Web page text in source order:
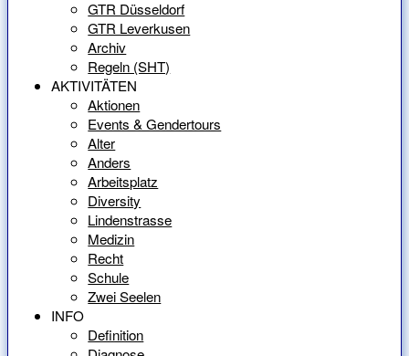
GTR Düsseldorf
GTR Leverkusen
Archiv
Regeln (SHT)
AKTIVITÄTEN
Aktionen
Events & Gendertours
Alter
Anders
Arbeitsplatz
Diversity
Lindenstrasse
Medizin
Recht
Schule
Zwei Seelen
INFO
Definition